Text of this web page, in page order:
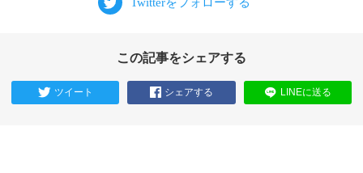
この記事をシェアする
ツイート シェアする LINEに送る